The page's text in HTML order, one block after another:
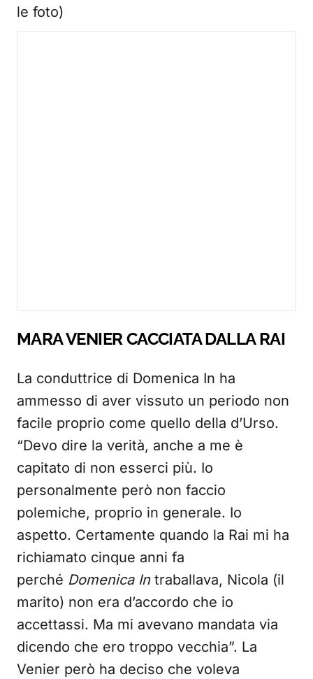
le foto)
MARA VENIER CACCIATA DALLA RAI
La conduttrice di Domenica In ha
ammesso di aver vissuto un periodo non
facile proprio come quello della d’Urso.
“Devo dire la verità, anche a me è
capitato di non esserci più. Io
personalmente però non faccio
polemiche, proprio in generale. Io
aspetto. Certamente quando la Rai mi ha
richiamato cinque anni fa
perché Domenica Intraballava, Nicola (il
marito) non era d’accordo che io
accettassi. Ma mi avevano mandata via
dicendo che ero troppo vecchia”. La
Venier però ha deciso che voleva